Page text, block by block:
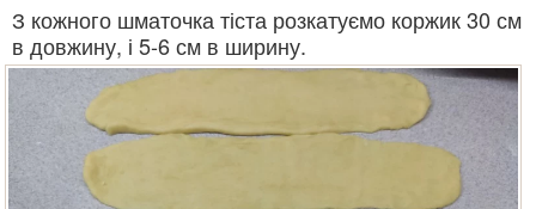
З кожного шматочка тіста розкатуємо коржик 30 см
в довжину, і 5-6 см в ширину.